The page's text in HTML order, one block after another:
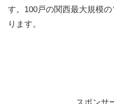
す。100戸の関西最大規模
ります。